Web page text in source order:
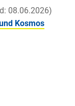
08.06.2026)
Kosmos